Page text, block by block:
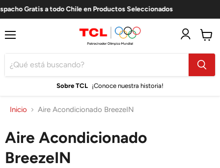
Gratis a todo Chile en Productos Seleccionados
Sobre TCL ¡Conoce nuestra historia!
carro
Inicio Aire Acondicionado BreezeIN
Aire Acondicionado
BreezeIN